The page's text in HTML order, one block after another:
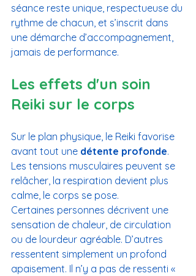
séance reste unique, respectueuse du
rythme de chacun, et s’inscrit dans
une démarche d’accompagnement,
jamais de performance.
Les effets d'un soin
Reiki sur le corps
Sur le plan physique, le Reiki favorise
avant tout une détente profonde.
Les tensions musculaires peuvent se
relâcher, la respiration devient plus
calme, le corps se pose.
Certaines personnes décrivent une
sensation de chaleur, de circulation
ou de lourdeur agréable. D’autres
ressentent simplement un profond
apaisement. Il n’y a pas de ressenti «